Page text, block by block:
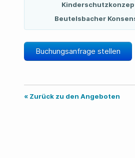
Beutelsbacher
Buchungsanfrage stellen
« Zurück zu den Angeboten